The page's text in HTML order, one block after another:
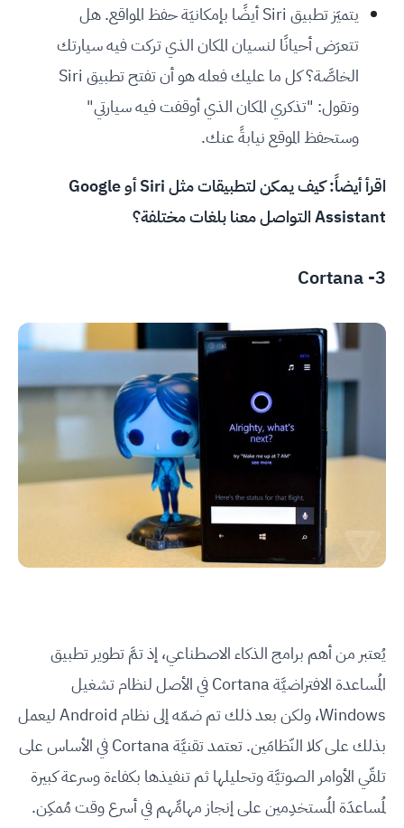
يتميَز تطبيق Siri أيضًا بإمكانيَة حفظ المواقع. هل
تتعرَض أحيانًا لنسيان المكان الذي تركت فيه سيارتك
الخاصَّة؟ كل ما عليك فعله هو أن تفتح تطبيق Siri
وتقول: "تذكري المكان الذي أوقفت فيه سيارتي"
وستحفظ الموقع نيابةً عنك.
اقرأ أيضاً:
كيف يمكن لتطبيقات مثل Siri أو Google
Assistant التواصل معنا بلغات مختلفة؟
3-
Cortana
يُعتبر من أهم برامج الذكاء الاصطناعي، إذ تمَّ تطوير تطبيق
المُساعدة الافتراضيَّة Cortana في الأصل لنظام تشغيل
Windows، ولكن بعد ذلك تم ضمّه إلى نظام Android ليعمل
بذلك على كلا النّظامَين. تعتمد تقنيَّة Cortana في الأساس على
تلقّي الأوامر الصوتيَّة وتحليلها ثم تنفيذها بكفاءة وسرعة كبيرة
لمُساعدَة المُستخدِمين على إنجاز مهامِّهم في أسرع وقت مُمكِن.